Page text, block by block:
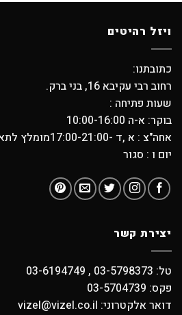
ויזל רהיטים
כתובתנו:
רחוב רבי עקיבא 16, בני ברק.
שעות פתיחה :
בוקר: א-ה 10:00-16:00
אחה"צ : א ,ד -17:00-21:00מומלץ לתאם!
יום ו : סגור
יצירת קשר
טל: 03-5798373 , 03-6194749
פקס: 03-5704739
דואר אלקטרוני: vizel@vizel.co.il